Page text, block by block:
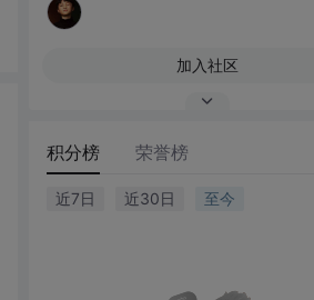
加入社区
积分榜 荣誉榜
近7日 近30日 至今